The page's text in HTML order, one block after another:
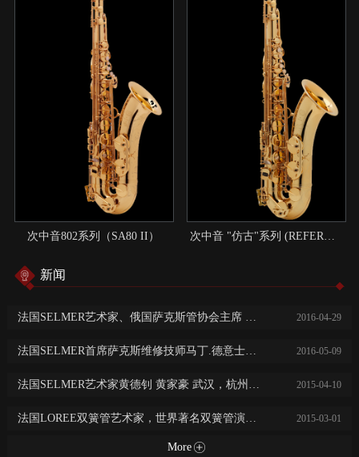
次中音802系列（SA80 II）
新闻
2016-04-29
法国SELMER首席萨克斯维修技师马丁.德意士免费乐器保养维修服务 2016-05-09
2015-04-10
法国LOREE双簧管艺术家，世界著名双簧管演奏家阿历克斯·克莱恩广州，西安，济南音乐会及大师班 2015-03-01
More